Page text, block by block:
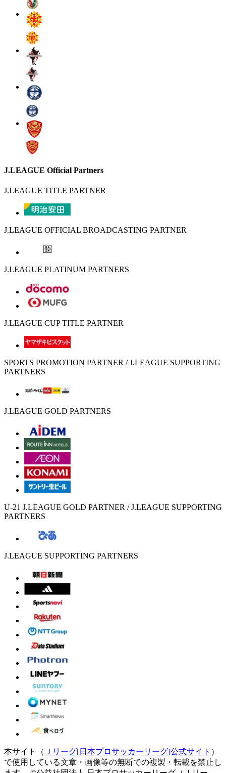
J.LEAGUE Official Partners
J.LEAGUE TITLE PARTNER
J.LEAGUE OFFICIAL BROADCASTING PARTNER
J.LEAGUE PLATINUM PARTNERS
J.LEAGUE CUP TITLE PARTNER
SPORTS PROMOTION PARTNER / J.LEAGUE SUPPORTING
PARTNERS
J.LEAGUE GOLD PARTNERS
U-21 J.LEAGUE GOLD PARTNER / J.LEAGUE SUPPORTING
PARTNERS
J.LEAGUE SUPPORTING PARTNERS
本サイト（ Ｊリーグ[日本プロサッカーリーグ]公式サイト ）
で使用している文章・画像等の無断での複製・転載を禁止し